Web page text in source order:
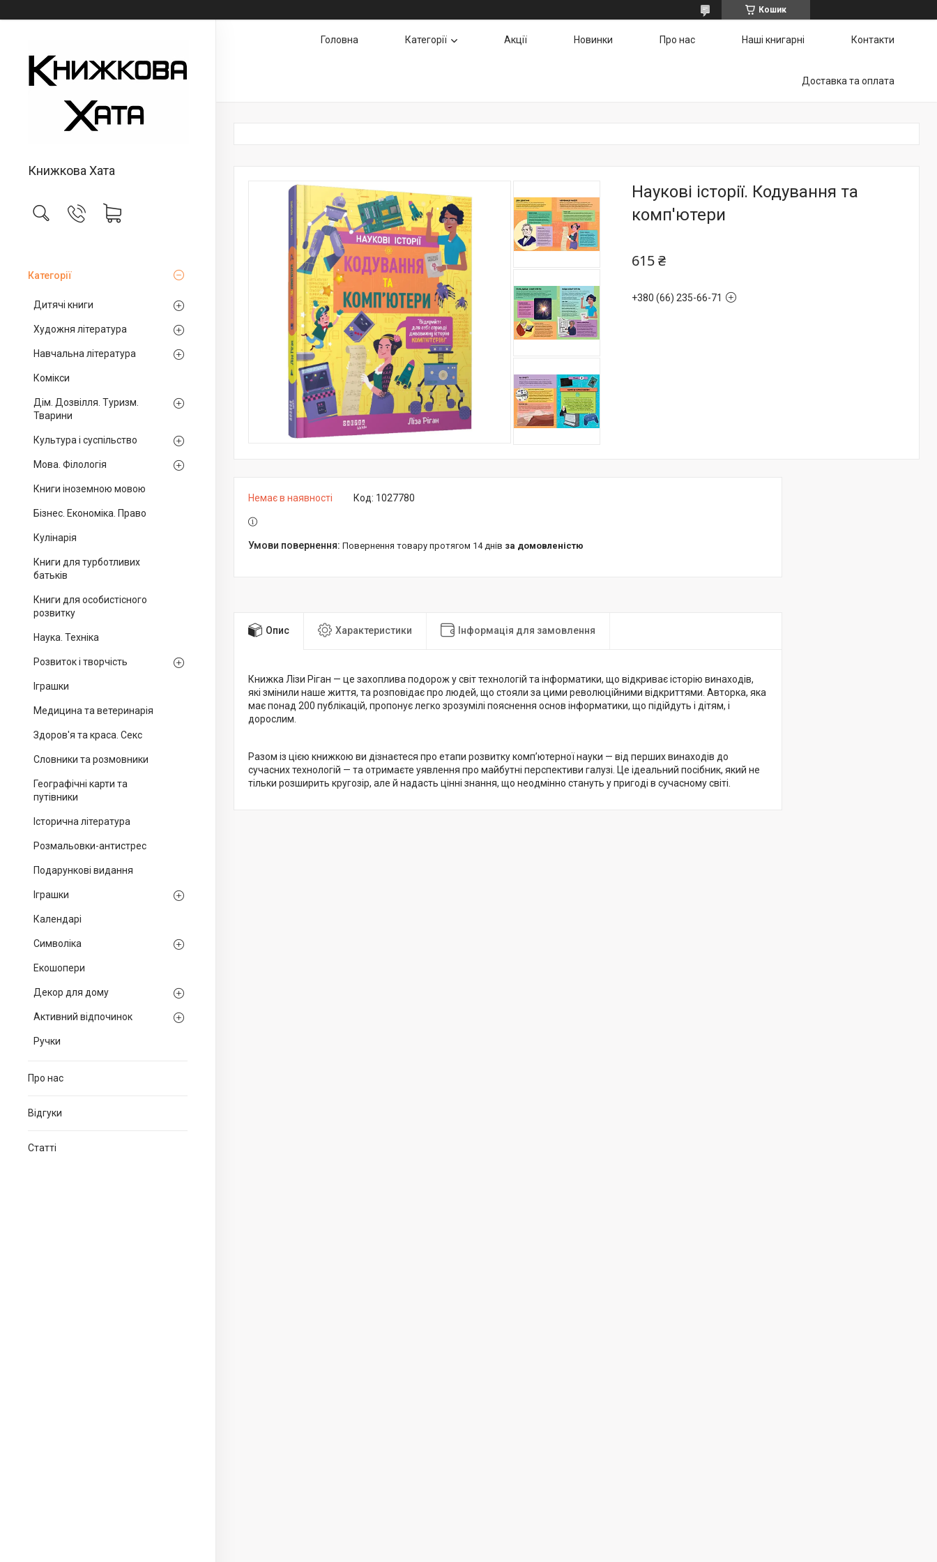
Кошик
Книжкова Хата
Категорії
Дитячі книги
Художня література
Навчальна література
Комікси
Дім. Дозвілля. Туризм.
Тварини
Культура і суспільство
Мова. Філологія
Книги іноземною мовою
Бізнес. Економіка. Право
Кулінарія
Книги для турботливих
батьків
Книги для особистісного
розвитку
Наука. Техніка
Розвиток і творчість
Іграшки
Медицина та ветеринарія
Здоров'я та краса. Секс
Словники та розмовники
Географічні карти та
путівники
Історична література
Розмальовки-антистрес
Подарункові видання
Іграшки
Календарі
Символіка
Екошопери
Декор для дому
Активний відпочинок
Ручки
Про нас
Відгуки
Статті
Головна Категорії Акції Новинки Про нас Наші книгарні Контакти
Доставка та оплата
Наукові історії. Кодування та
комп'ютери
615 ₴
+380 (66) 235-66-71
Немає в наявності Код: 1027780
повернення товару протягом 14 днів за домовленістю
Опис Характеристики Інформація для замовлення
Книжка Лізи Ріган — це захоплива подорож у світ технологій та інформатики, що відкриває історію винаходів,
які змінили наше життя, та розповідає про людей, що стояли за цими революційними відкриттями. Авторка, яка
має понад 200 публікацій, пропонує легко зрозумілі пояснення основ інформатики, що підійдуть і дітям, і
дорослим.
Разом із цією книжкою ви дізнаєтеся про етапи розвитку комп’ютерної науки — від перших винаходів до
сучасних технологій — та отримаєте уявлення про майбутні перспективи галузі. Це ідеальний посібник, який не
тільки розширить кругозір, але й надасть цінні знання, що неодмінно стануть у пригоді в сучасному світі.